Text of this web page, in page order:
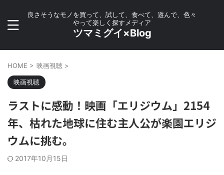
良さそうなモノを買って、試して、食べて、遊んで、色々
やって楽しく探すメディア
ツマミグイ×Blog
HOME > 映画視聴 >
映画視聴
ラストに感動！映画「エリジウム」2154
年、枯れた地球に住む主人公が楽園エリジ
ウムに挑む。
2017年10月15日